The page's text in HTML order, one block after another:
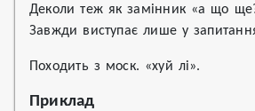
Деколи теж як замінник «а що
Завжди виступає лише у
Походить з моск. «хуй лі».
Приклад